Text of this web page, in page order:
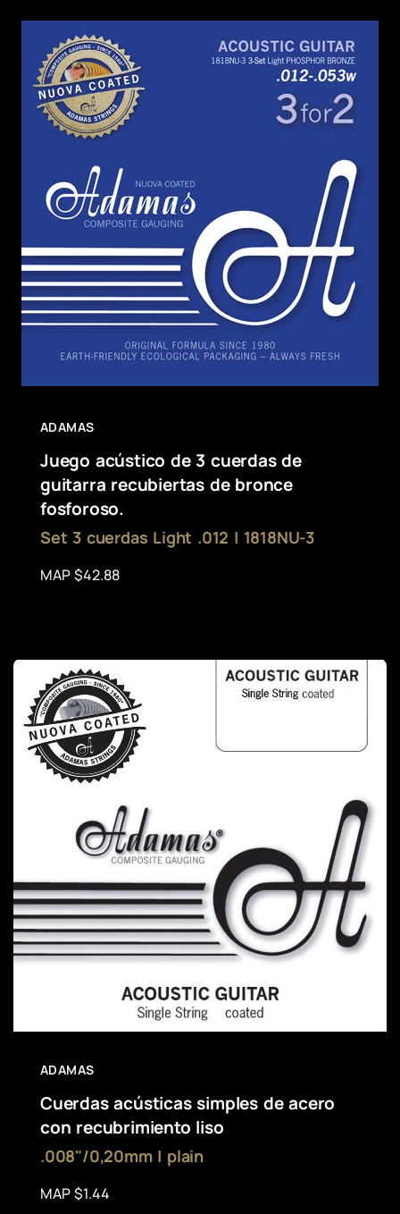
ADAMAS
Juego acústico de 3 cuerdas de
guitarra recubiertas de bronce
fosforoso.
Set 3 cuerdas Light .012 | 1818NU-3
MAP $42.88
ADAMAS
Cuerdas acústicas simples de acero
con recubrimiento liso
.008"/0,20mm | plain
MAP $1.44